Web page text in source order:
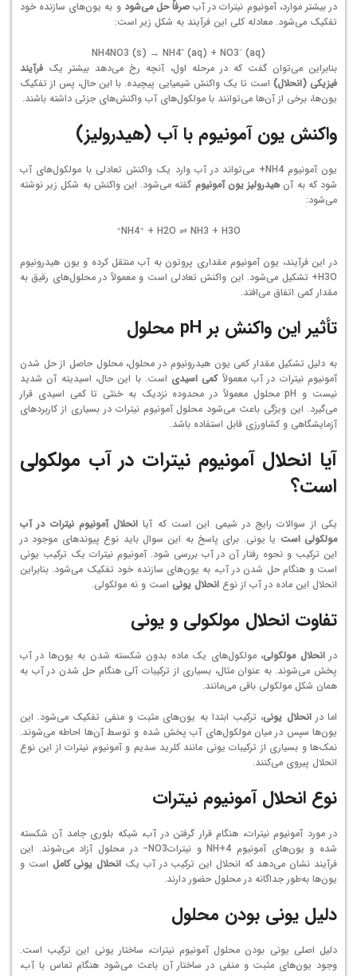
در بیشتر موارد، آمونیوم نیترات در آب صرفاً حل می‌شود و به یون‌های سازنده خود
تفکیک می‌شود. معادله کلی این فرآیند به شکل زیر است:
NH4NO3 (s) → NH4⁺ (aq) + NO3⁻ (aq)
بنابراین می‌توان گفت که در مرحله اول، آنچه رخ می‌دهد بیشتر یک فرآیند
فیزیکی (انحلال) است تا یک واکنش شیمیایی پیچیده. با این حال، پس از تفکیک
یون‌ها، برخی از آن‌ها می‌توانند با مولکول‌های آب واکنش‌های جزئی داشته باشند.
واکنش یون آمونیوم با آب (هیدرولیز)
یون آمونیوم NH4
+ می‌تواند در آب وارد یک واکنش تعادلی با مولکول‌های آب
شود که به آنهیدرولیز یون آمونیوم گفته می‌شود. این واکنش به شکل زیر نوشته
می‌شود:
NH4⁺ + H2O ⇌ NH3 + H3O⁺
در این فرآیند، یون آمونیوم مقداری پروتون به آب منتقل کرده و یون هیدرونیوم
H3O
+ تشکیل می‌شود. این واکنش تعادلی است و معمولاً در محلول‌های رقیق به
مقدار کمی اتفاق می‌افتد.
تأثیر این واکنش بر pH محلول
به دلیل تشکیل مقدار کمی یون هیدرونیوم در محلول، محلول حاصل از حل شدن
آمونیوم نیترات در آب معمولاًکمی اسیدی است. با این حال، اسیدیته آن شدید
نیست و pH محلول معمولاً در محدوده نزدیک به خنثی تا کمی اسیدی قرار
می‌گیرد. این ویژگی باعث می‌شود محلول آمونیوم نیترات در بسیاری از کاربردهای
آزمایشگاهی و کشاورزی قابل استفاده باشد.
آیا انحلال آمونیوم نیترات در آب مولکولی
است؟
یکی از سوالات رایج در شیمی این است که آیا انحلال آمونیوم نیترات در آب
مولکولی است یا یونی. برای پاسخ به این سوال باید نوع پیوندهای موجود در
این ترکیب و نحوه رفتار آن در آب بررسی شود. آمونیوم نیترات یک ترکیب یونی
است و هنگام حل شدن در آب، به یون‌های سازنده خود تفکیک می‌شود. بنابراین
انحلال این ماده در آب از نوع انحلال یونی است و نه مولکولی.
تفاوت انحلال مولکولی و یونی
درانحلال مولکولی، مولکول‌های یک ماده بدون شکسته شدن به یون‌ها در آب
پخش می‌شوند. به عنوان مثال، بسیاری از ترکیبات آلی هنگام حل شدن در آب به
همان شکل مولکولی باقی می‌مانند.
اما درانحلال یونی، ترکیب ابتدا به یون‌های مثبت و منفی تفکیک می‌شود. این
یون‌ها سپس در میان مولکول‌های آب پخش شده و توسط آن‌ها احاطه می‌شوند.
نمک‌ها و بسیاری از ترکیبات یونی مانند کلرید سدیم و آمونیوم نیترات از این نوع
انحلال پیروی می‌کنند.
نوع انحلال آمونیوم نیترات
در مورد آمونیوم نیترات، هنگام قرار گرفتن در آب، شبکه بلوری جامد آن شکسته
شده و یون‌های آمونیوم
NH+4 و نیترات NO3
− در محلول آزاد می‌شوند. این
فرآیند نشان می‌دهد که انحلال این ترکیب در آب یک انحلال یونی کامل است و
یون‌ها به‌طور جداگانه در محلول حضور دارند.
دلیل یونی بودن محلول
دلیل اصلی یونی بودن محلول آمونیوم نیترات، ساختار یونی این ترکیب است.
وجود یون‌های مثبت و منفی در ساختار آن باعث می‌شود هنگام تماس با آب،